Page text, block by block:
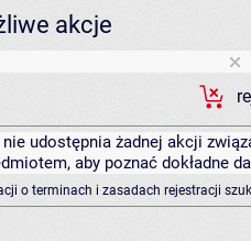
akcje
udostępnia żadnej akcji
aby poznać dokładne
o terminach i zasadach rejestracji